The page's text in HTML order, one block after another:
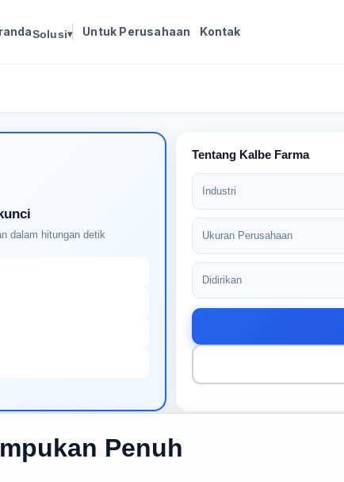
Solusi▾ Untuk Perusahaan Kontak
Penuh
dalam hitungan detik
Tentang Kalbe Farma
Industri
Ukuran Perusahaan
Didirikan